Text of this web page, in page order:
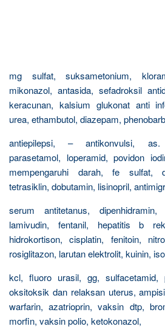
mg sulfat, suksametonium,
mikonazol, antasida, sefadroksil
keracunan, kalsium glukonat anti
urea, ethambutol, diazepam,
antiepilepsi, – antikonvulsi, as.
parasetamol, loperamid, povidon
mempengaruhi darah, fe sulfat,
tetrasiklin, dobutamin, lisinopril,
serum antitetanus, dipenhidramin,
lamivudin, fentanil, hepatitis b
hidrokortison, cisplatin, fenitoin,
rosiglitazon, larutan elektrolit, kuinin,
kcl, fluoro urasil, gg, sulfacetamid,
oksitoksik dan relaksan uterus,
warfarin, azatrioprin, vaksin dtp,
morfin, vaksin polio, ketokonazol,